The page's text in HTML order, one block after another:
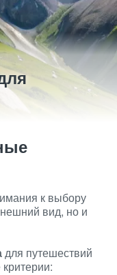
к выбору
вид, но и
для путешествий